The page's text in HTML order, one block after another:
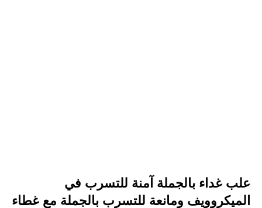
علب غداء بالجملة آمنة للتسرب في
الميكروويف ومانعة للتسرب بالجملة مع غطاء